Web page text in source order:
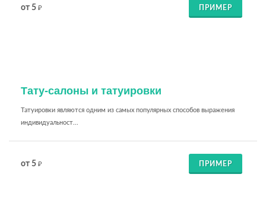
от 5 ₽ ПРИМЕР
Тату-салоны и татуировки
Татуировки являются одним из самых популярных способов выражения
индивидуальност...
от 5 ₽ ПРИМЕР